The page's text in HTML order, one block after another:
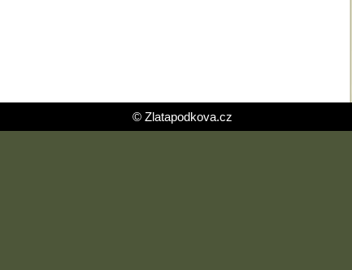
© Zlatapodkova.cz